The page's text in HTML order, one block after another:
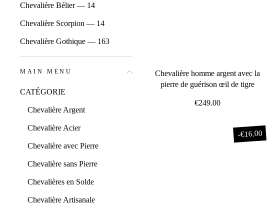
Chevalière Bélier — 14
Chevalière Scorpion — 14
Chevalière Gothique — 163
MAIN MENU
CATÉGORIE
Chevalière Argent
Chevalière Acier
Chevalière avec Pierre
Chevalière sans Pierre
Chevalières en Solde
Chevalière Artisanale
Chevalière homme argent avec la
pierre de guérison œil de tigre
€249.00
-€16.00